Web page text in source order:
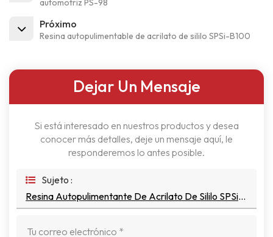
automotriz PS-98
Próximo
Resina autopulimentable de acrilato de sililo SPSi-B100
Dejar Un Mensaje
Si está interesado en nuestros productos y desea
conocer más detalles, deje un mensaje aquí, le
responderemos lo antes posible.
Sujeto :
Resina Autopulimentante De Acrilato De Sililo SPSi-A100